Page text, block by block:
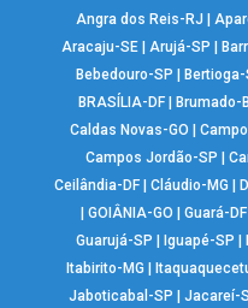
Angra dos Reis-RJ
Aracaju-SE |Arujá-SP
Bebedouro-SP
Bertioga-
BRASÍLIA-DF| Brumado-
Caldas Novas-GO
|
Campos Jordão-SP
Ceilândia-DF| Cláudio-MG
GOIÂNIA-GO Guará-DF|
Guarujá-SP
Iguapé-SP
Itabirito-MG
Jaboticabal-SP
Jacareí-